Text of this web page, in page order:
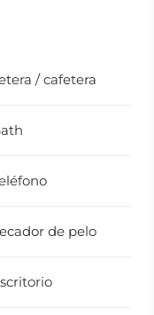
/ cafetera
de pelo